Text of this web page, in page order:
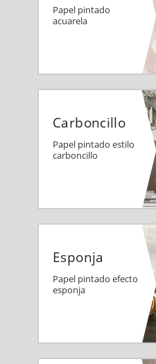
Papel pintado
acuarela
Carboncillo
Papel pintado estilo
carboncillo
Esponja
Papel pintado efecto
esponja